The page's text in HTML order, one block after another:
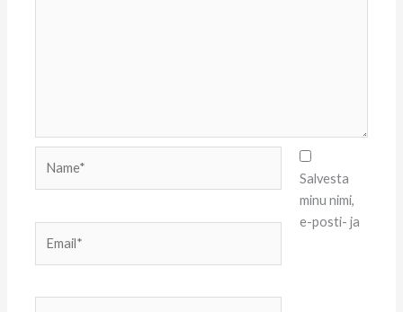
Salvesta
minu nimi,
e-posti- ja